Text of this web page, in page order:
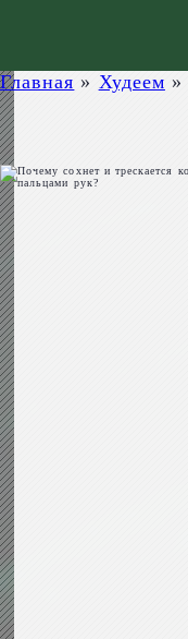
Главная » Худеем »